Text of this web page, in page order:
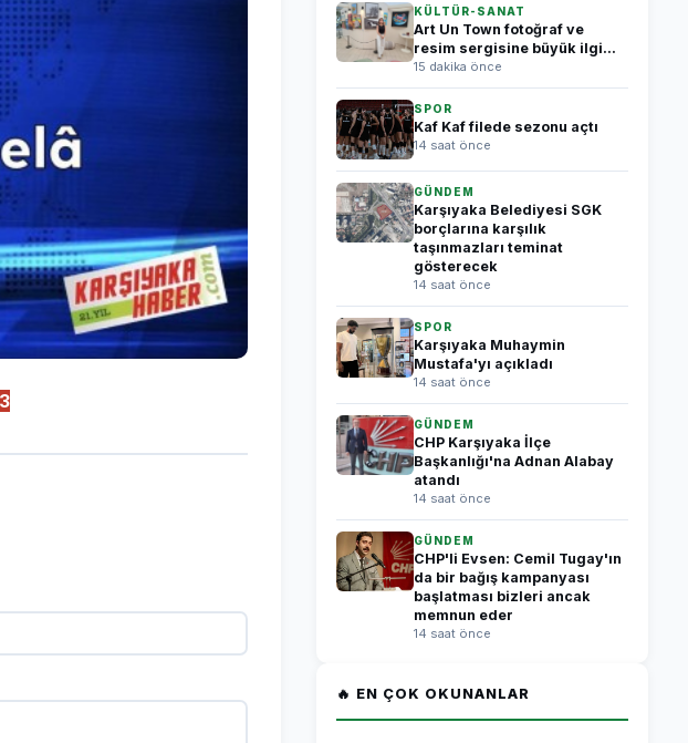
KÜLTÜR-SANAT
Art Un Town fotoğraf ve
resim sergisine büyük ilgi...
15 dakika önce
SPOR
Kaf Kaf filede sezonu açtı
14 saat önce
GÜNDEM
Karşıyaka Belediyesi SGK
borçlarına karşılık
taşınmazları teminat
gösterecek
14 saat önce
SPOR
Karşıyaka Muhaymin
Mustafa'yı açıkladı
14 saat önce
GÜNDEM
CHP Karşıyaka İlçe
Başkanlığı'na Adnan Alabay
atandı
14 saat önce
GÜNDEM
CHP'li Evsen: Cemil Tugay'ın
da bir bağış kampanyası
başlatması bizleri ancak
memnun eder
14 saat önce
🔥 EN ÇOK OKUNANLAR